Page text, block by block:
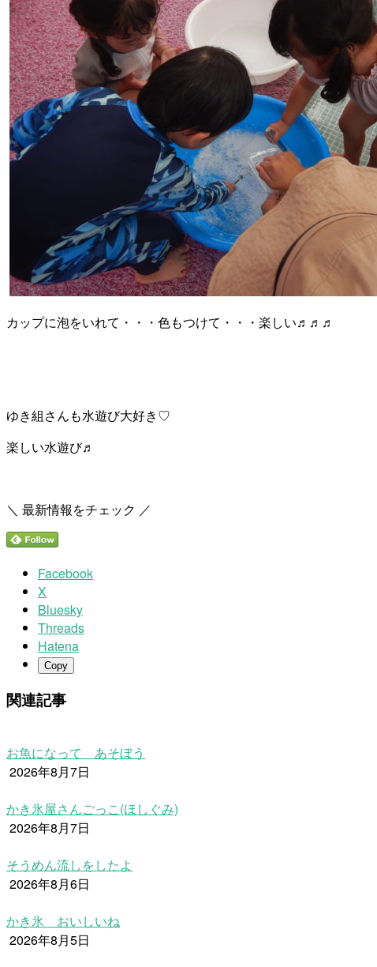
カップに泡をいれて・・・色もつけて・・・楽しい♬♬♬
ゆき組さんも水遊び大好き♡
楽しい水遊び♬
＼ 最新情報をチェック ／
Facebook
X
Bluesky
Threads
Hatena
Copy
関連記事
お魚になって あそぼう
2026年8月7日
かき氷屋さんごっこ(ほしぐみ)
2026年8月7日
そうめん流しをしたよ
2026年8月6日
かき氷 おいしいね
2026年8月5日